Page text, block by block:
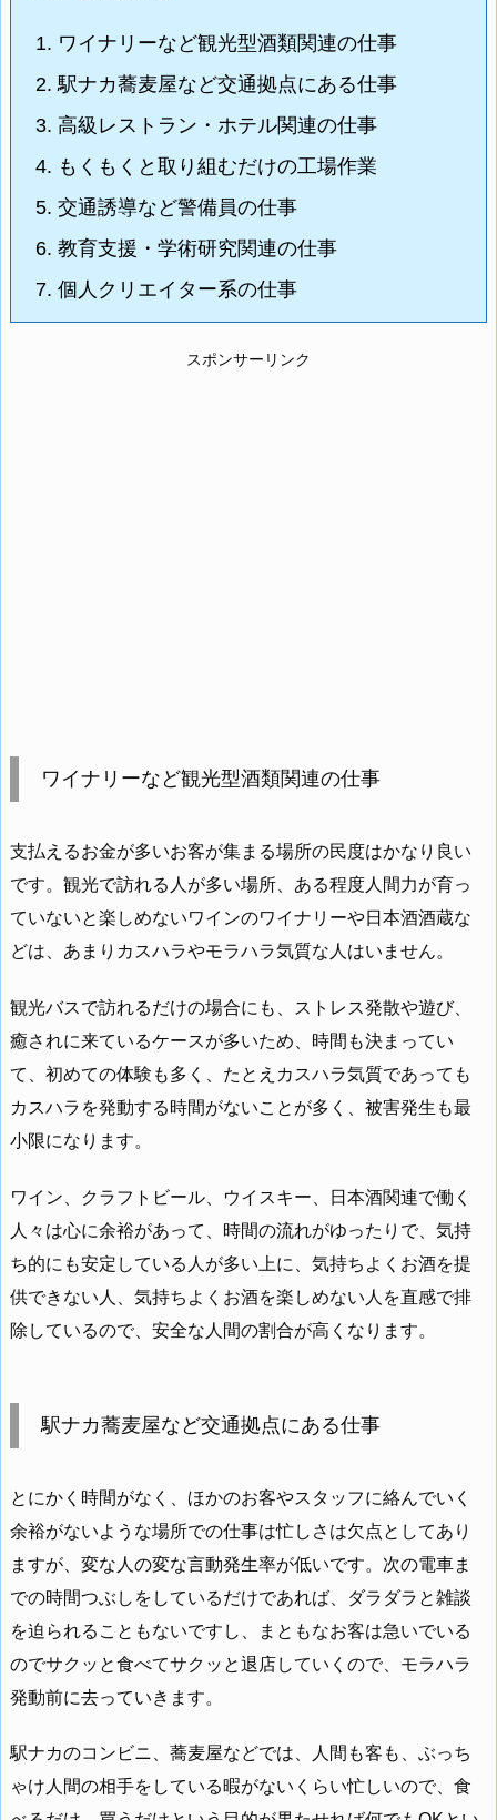
1. ワイナリーなど観光型酒類関連の仕事
2. 駅ナカ蕎麦屋など交通拠点にある仕事
3. 高級レストラン・ホテル関連の仕事
4. もくもくと取り組むだけの工場作業
5. 交通誘導など警備員の仕事
6. 教育支援・学術研究関連の仕事
7. 個人クリエイター系の仕事
スポンサーリンク
ワイナリーなど観光型酒類関連の仕事
支払えるお金が多いお客が集まる場所の民度はかなり良い
です。観光で訪れる人が多い場所、ある程度人間力が育っ
ていないと楽しめないワインのワイナリーや日本酒酒蔵な
どは、あまりカスハラやモラハラ気質な人はいません。
観光バスで訪れるだけの場合にも、ストレス発散や遊び、
癒されに来ているケースが多いため、時間も決まってい
て、初めての体験も多く、たとえカスハラ気質であっても
カスハラを発動する時間がないことが多く、被害発生も最
小限になります。
ワイン、クラフトビール、ウイスキー、日本酒関連で働く
人々は心に余裕があって、時間の流れがゆったりで、気持
ち的にも安定している人が多い上に、気持ちよくお酒を提
供できない人、気持ちよくお酒を楽しめない人を直感で排
除しているので、安全な人間の割合が高くなります。
駅ナカ蕎麦屋など交通拠点にある仕事
とにかく時間がなく、ほかのお客やスタッフに絡んでいく
余裕がないような場所での仕事は忙しさは欠点としてあり
ますが、変な人の変な言動発生率が低いです。次の電車ま
での時間つぶしをしているだけであれば、ダラダラと雑談
を迫られることもないですし、まともなお客は急いでいる
のでサクッと食べてサクッと退店していくので、モラハラ
発動前に去っていきます。
駅ナカのコンビニ、蕎麦屋などでは、人間も客も、ぶっち
ゃけ人間の相手をしている暇がないくらい忙しいので、食